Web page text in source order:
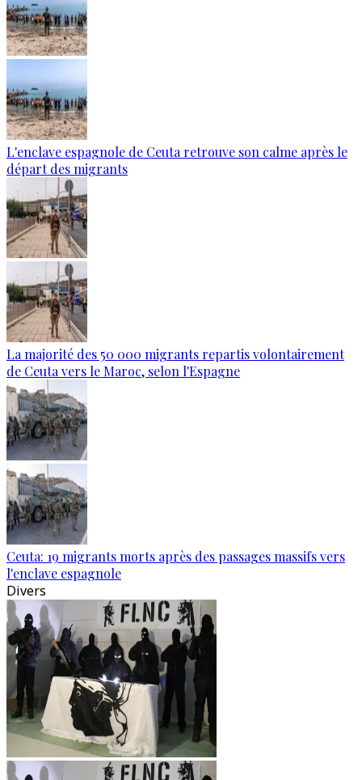
L'enclave espagnole de Ceuta retrouve son calme après le
départ des migrants
La majorité des 50 000 migrants repartis volontairement
de Ceuta vers le Maroc, selon l'Espagne
Ceuta: 19 migrants morts après des passages massifs vers
l'enclave espagnole
Divers